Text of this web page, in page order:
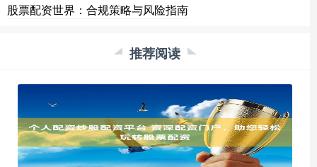
股票配资世界：合规策略与风险指南
推荐阅读